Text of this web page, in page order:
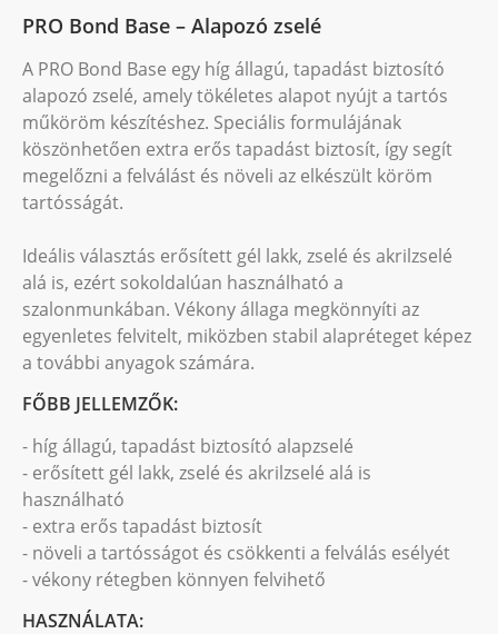
PRO Bond Base – Alapozó zselé
A PRO Bond Base egy híg állagú, tapadást biztosító
alapozó zselé, amely tökéletes alapot nyújt a tartós
műköröm készítéshez. Speciális formulájának
köszönhetően extra erős tapadást biztosít, így segít
megelőzni a felválást és növeli az elkészült köröm
tartósságát.
Ideális választás erősített gél lakk, zselé és akrilzselé
alá is, ezért sokoldalúan használható a
szalonmunkában. Vékony állaga megkönnyíti az
egyenletes felvitelt, miközben stabil alapréteget képez
a további anyagok számára.
FŐBB JELLEMZŐK:
- híg állagú, tapadást biztosító alapzselé
- erősített gél lakk, zselé és akrilzselé alá is
használható
- extra erős tapadást biztosít
- növeli a tartósságot és csökkenti a felválás esélyét
- vékony rétegben könnyen felvihető
HASZNÁLATA: